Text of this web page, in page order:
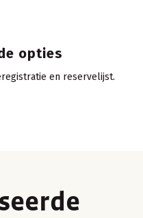
opties
en reservelijst.